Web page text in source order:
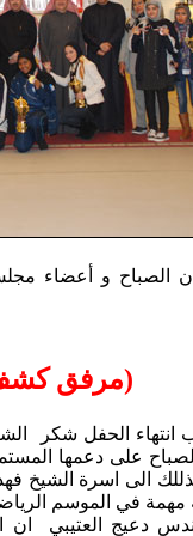
الصباح و أعضاء
(مرفق كشف
الحفل شكر
على دعمها
الى اسرة الشيخ
في الموسم
دعيج العتيبي ان